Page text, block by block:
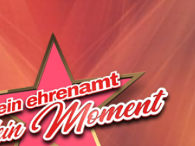
Dein Ehrenamt ist Herzenssache
MeinMoment
KlappeAuf
80 Jahre Hessen